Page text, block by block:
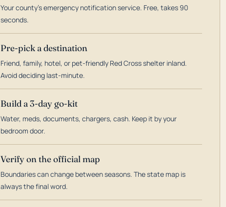
Your county's emergency notification service. Free, takes 90
seconds.
Pre-pick a destination
Friend, family, hotel, or pet-friendly Red Cross shelter inland.
Avoid deciding last-minute.
Build a 3-day go-kit
Water, meds, documents, chargers, cash. Keep it by your
bedroom door.
Verify on the official map
Boundaries can change between seasons. The state map is
always the final word.